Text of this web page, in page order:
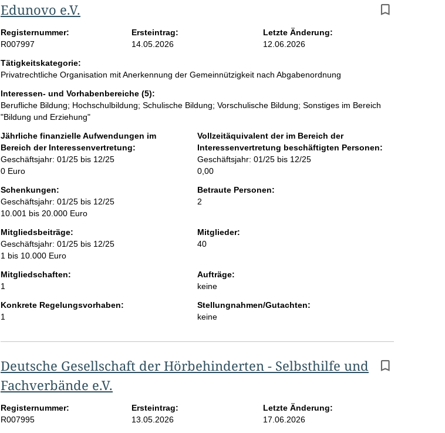
Edunovo e.V.
Registernummer:
R007997
Ersteintrag:
14.05.2026
Letzte Änderung:
12.06.2026
Tätigkeitskategorie:
Privatrechtliche Organisation mit Anerkennung der Gemeinnützigkeit nach Abgabenordnung
Interessen- und Vorhabenbereiche (5):
Berufliche Bildung; Hochschulbildung; Schulische Bildung; Vorschulische Bildung; Sonstiges im Bereich
"Bildung und Erziehung"
Jährliche finanzielle Aufwendungen im
Bereich der Interessenvertretung:
Geschäftsjahr: 01/25 bis 12/25
0 Euro
Vollzeitäquivalent der im Bereich der
Interessenvertretung beschäftigten Personen:
Geschäftsjahr: 01/25 bis 12/25
0,00
Schenkungen:
Geschäftsjahr: 01/25 bis 12/25
10.001 bis 20.000 Euro
Betraute Personen:
2
Mitgliedsbeiträge:
Geschäftsjahr: 01/25 bis 12/25
1 bis 10.000 Euro
Mitglieder:
40
Mitgliedschaften:
1
Aufträge:
keine
Konkrete Regelungsvorhaben:
1
Stellungnahmen/Gutachten:
keine
Deutsche Gesellschaft der Hörbehinderten - Selbsthilfe und
Fachverbände e.V.
Registernummer:
R007995
Ersteintrag:
13.05.2026
Letzte Änderung:
17.06.2026